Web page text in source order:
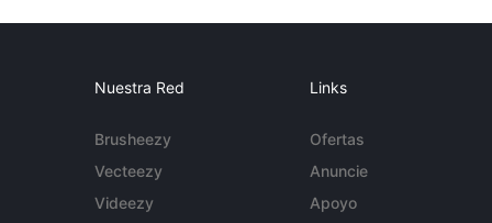
Nuestra Red
Brusheezy
Vecteezy
Videezy
Links
Ofertas
Anuncie
Apoyo